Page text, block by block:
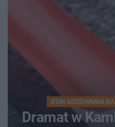
ATAK NOŻOWNIKA
Dramat w